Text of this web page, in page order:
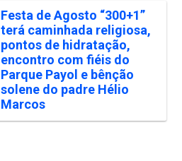
Festa de Agosto “300+1”
terá caminhada religiosa,
pontos de hidratação,
encontro com fiéis do
Parque Payol e bênção
solene do padre Hélio
Marcos